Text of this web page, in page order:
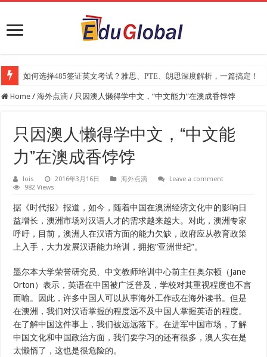
如何选择485签证英文考试？雅思、PTE、朗思深度解析，一篇搞定！
Home / 海外点滴 / 只因澳人懒得学中文，“中文能力”在澳成香饽饽
只因澳人懒得学中文，“中文能
力”在澳成香饽饽
lois 2016年3月16日 海外点滴
Leave a comment
982 Views
据《时代报》报道，如今，随着中国在澳洲经济文化中的影响日
益增长，澳洲市场对汉语人才的需求越来越大。对此，澳洲专家
呼吁，目前，澳洲人在汉语方面的能力欠缺，政府应从教育政策
上入手，大力发展汉语能力培训，拥抱“亚洲世纪”。
墨尔本大学荣誉研究员、中文教师培训中心前主任奥尔顿（Jane
Orton）表示，英语在中国被广泛普及，学校对其重视程度也不言
而喻。因此，许多中国人可以从事海外工作或在海外读书。但是
在澳洲，我们对汉语掌握的程度远不及中国人掌握英语的程度。
在了解中国这件事上，我们被远远落下。在进军中国市场，了解
中国文化和中国政治方面，我们要学习的还有很多，澳人实在是
太懒惰了，这也是很危险的。